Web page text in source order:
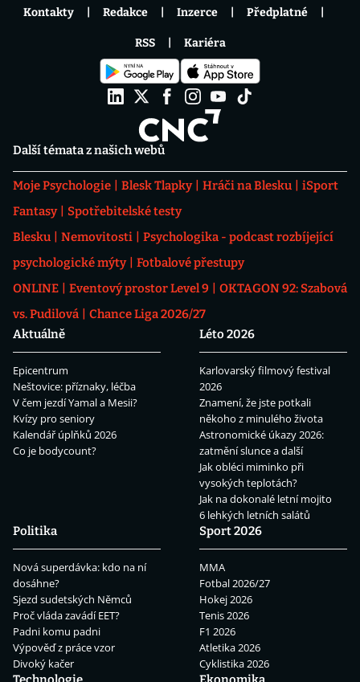
Další témata z našich webů
Moje Psychologie Blesk Tlapky Hráči na Blesku
iSport
Fantasy
Spotřebitelské testy
Blesku
Nemovitosti
Psychologika - podcast rozbíjející
psychologické mýty
Fotbalové přestupy
ONLINE
Eventový prostor Level 9
OKTAGON 92: Szabová
vs. Pudilová
Chance Liga 2026/27
Aktuálně
Epicentrum
Neštovice: příznaky, léčba
V čem jezdí Yamal a Mesii?
Kvízy pro seniory
Kalendář úplňků 2026
Co je bodycount?
Léto 2026
Karlovarský filmový festival
2026
Znamení, že jste potkali
někoho z minulého života
Astronomické úkazy 2026:
zatmění slunce a další
Jak obléci miminko při
vysokých teplotách?
Jak na dokonalé letní mojito
6 lehkých letních salátů
Politika
Nová superdávka: kdo na ní
dosáhne?
Sjezd sudetských Němců
Proč vláda zavádí EET?
Padni komu padni
Výpověď z práce vzor
Divoký kačer
Sport 2026
MMA
Fotbal 2026/27
Hokej 2026
Tenis 2026
F1 2026
Atletika 2026
Cyklistika 2026
Kontakty Redakce Inzerce Předplatné
RSS Kariéra